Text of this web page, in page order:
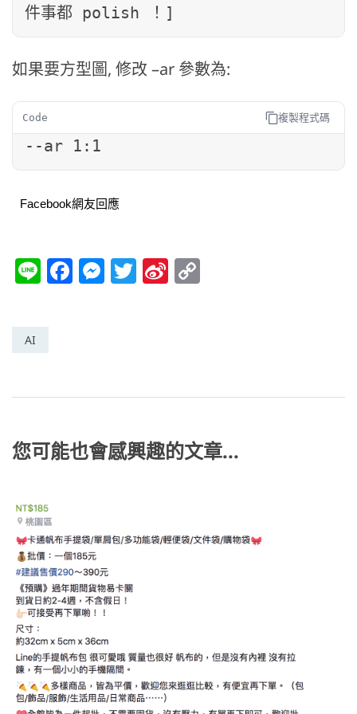
件事都 polish ！]
如果要方型圖, 修改 –ar 參數為:
Code 複製程式碼
--ar 1:1
Facebook網友回應
Li
e
F
o
k
M
g
T Si
b n
AI
您可能也會感興趣的文章...